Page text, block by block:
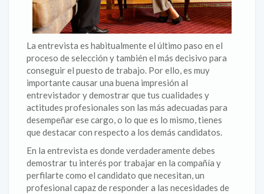
La entrevista es habitualmente el último paso en el
proceso de selección y también el más decisivo para
conseguir el puesto de trabajo. Por ello, es muy
importante causar una buena impresión al
entrevistador y demostrar que tus cualidades y
actitudes profesionales son las más adecuadas para
desempeñar ese cargo, o lo que es lo mismo, tienes
que destacar con respecto a los demás candidatos.
En la entrevista es donde verdaderamente debes
demostrar tu interés por trabajar en la compañía y
perfilarte como el candidato que necesitan, un
profesional capaz de responder a las necesidades de